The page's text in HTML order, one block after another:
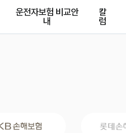
운전자보험 비교안
내
칼
럼